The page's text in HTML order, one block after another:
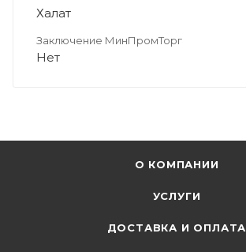
Халат
Заключение МинПромТорг
Нет
О КОМПАНИИ
УСЛУГИ
ДОСТАВКА И ОПЛАТА